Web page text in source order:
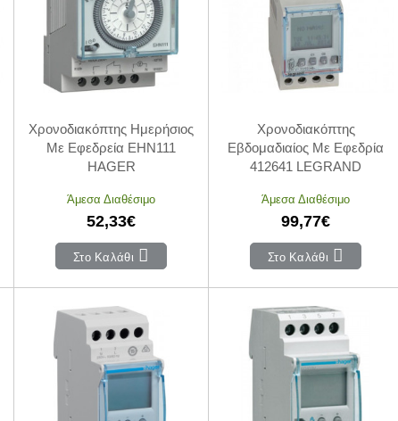
Χρονοδιακόπτης Ημερήσιος
Με Εφεδρεία EHN111
HAGER
Άμεσα Διαθέσιμο
52,33€
Στο Καλάθι
Χρονοδιακόπτης
Εβδομαδιαίος Με Εφεδρία
412641 LEGRAND
Άμεσα Διαθέσιμο
99,77€
Στο Καλάθι